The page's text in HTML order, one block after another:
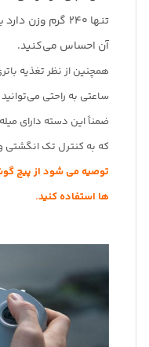
تنها 240 گرم
آن احساس می‌کنید.
ساعتی به راحتی
که به کنترل تک
توصیه می شود از پیچ
ها استفاده کنید.